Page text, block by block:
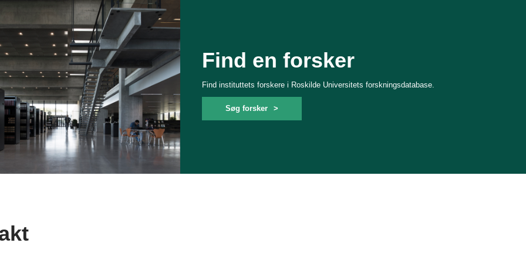
Find en forsker
Find instituttets forskere i Roskilde Universitets forskningsdatabase.
Søg forsker